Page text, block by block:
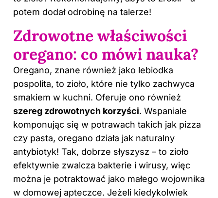
potem dodał odrobinę na talerze!
Zdrowotne właściwości
oregano: co mówi nauka?
Oregano, znane również jako lebiodka
pospolita, to zioło, które nie tylko zachwyca
smakiem w kuchni. Oferuje ono również
szereg zdrowotnych korzyści. Wspaniale
komponując się w potrawach takich jak pizza
czy pasta, oregano działa jak naturalny
antybiotyk! Tak, dobrze słyszysz – to zioło
efektywnie zwalcza bakterie i wirusy, więc
można je potraktować jako małego wojownika
w domowej apteczce. Jeżeli kiedykolwiek